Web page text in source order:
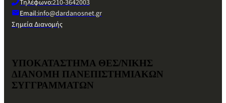
Τηλέφωνο:210-3642003
Email:info@dardanosnet.gr
Σημεία Διανομής
ΥΠΟΚΑΤΑΣΤΗΜΑ ΘΕΣ/ΝΙΚΗΣ
ΔΙΑΝΟΜΗ ΠΑΝΕΠΙΣΤΗΜΙΑΚΩΝ
ΣΥΓΓΡΑΜΜΑΤΩΝ